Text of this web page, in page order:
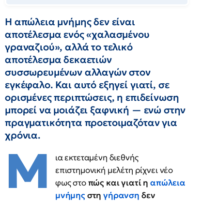
Η απώλεια μνήμης δεν είναι
αποτέλεσμα ενός «χαλασμένου
γραναζιού», αλλά το τελικό
αποτέλεσμα δεκαετιών
συσσωρευμένων αλλαγών στον
εγκέφαλο. Και αυτό εξηγεί γιατί, σε
ορισμένες περιπτώσεις, η επιδείνωση
μπορεί να μοιάζει ξαφνική — ενώ στην
πραγματικότητα προετοιμαζόταν για
χρόνια.
Μ
ια εκτεταμένη διεθνής
επιστημονική μελέτη ρίχνει νέο
φως στοπώς και γιατί ηαπώλεια
μνήμηςστηγήρανση δεν